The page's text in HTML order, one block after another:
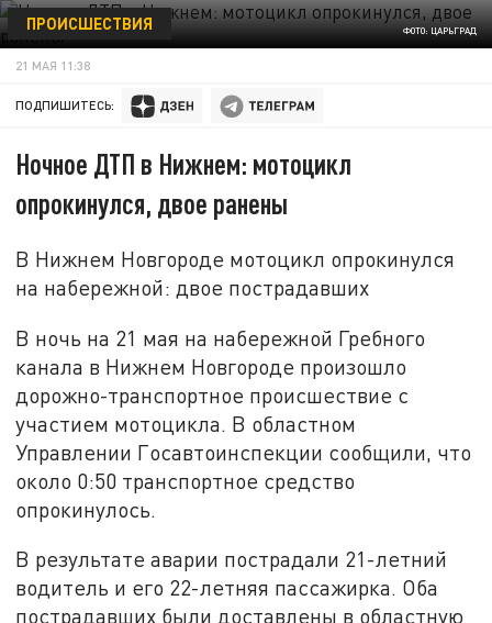
ФОТО: ЦАРЬГРАД
ПРОИСШЕСТВИЯ
21 МАЯ 11:38
ПОДПИШИТЕСЬ:
Ночное ДТП в Нижнем: мотоцикл
опрокинулся, двое ранены
В Нижнем Новгороде мотоцикл опрокинулся
на набережной: двое пострадавших
В ночь на 21 мая на набережной Гребного
канала в Нижнем Новгороде произошло
дорожно-транспортное происшествие с
участием мотоцикла. В областном
Управлении Госавтоинспекции сообщили, что
около 0:50 транспортное средство
опрокинулось.
В результате аварии пострадали 21-летний
водитель и его 22-летняя пассажирка. Оба
пострадавших были доставлены в областную